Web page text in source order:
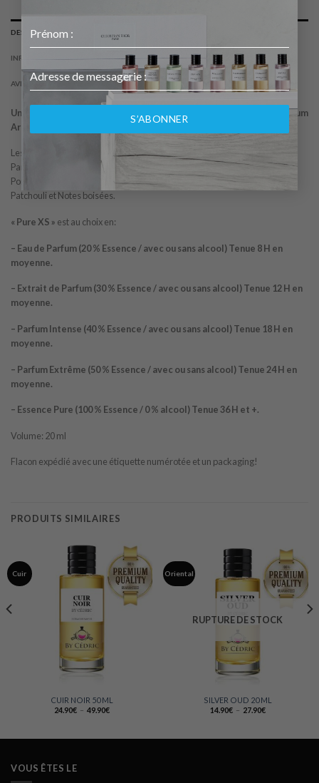
S’ABONNER
DESCRIPTION
INFORMATIONS COMPLÉMENTAIRES
AVIS (0)
Une composition parfumante dans la ligne de « Pure XS » est un parfum
Aromatique Épicé pour homme qui a été lancé en 2017.
Les notes de tête sont Gingembre, Accord vert, Thym, Bergamote et
Pamplemousse; les notes de cœur sont Vanille, Cannelle, Cuir, Liqueur et
Pomme; les notes de fond sont Cèdre, Myrrhe, Sucre, Bois de cachemire,
Patchouli et Notes boisées.
« Pure XS » est au choix en:
– Eau de Parfum (20 % Essence / avec ou sans alcool) Tenue 8 H en
moyenne.
– Extrait de Parfum (30 % Essence / avec ou sans alcool) Tenue 12 H en
moyenne.
– Parfum Intense (40 % Essence / avec ou sans alcool) Tenue 18 H en
moyenne.
– Parfum Extrême (50 % Essence / avec ou sans alcool) Tenue 24 H en
moyenne.
– Essence Pure (100 % Essence / 0 % alcool) Tenue 36 H et +.
Volume: 20 ml
Flacon expédié avec une étiquette numérotée et un packaging!
PRODUITS SIMILAIRES
Cuir
CUIR NOIR 50 ML
24.90€ – 49.90€Plage
de
à
Oriental
RUPTURE DE STOCK
SILVER OUD 20 ML
14.90€ – 27.90€Plage
de
à
VOUS ÊTES LE